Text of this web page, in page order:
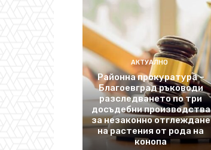
АКТУАЛНО
Районна прокуратура –
Благоевград ръководи
разследването по три
досъдебни производства
за незаконно отглеждане
на растения от рода на
конопа